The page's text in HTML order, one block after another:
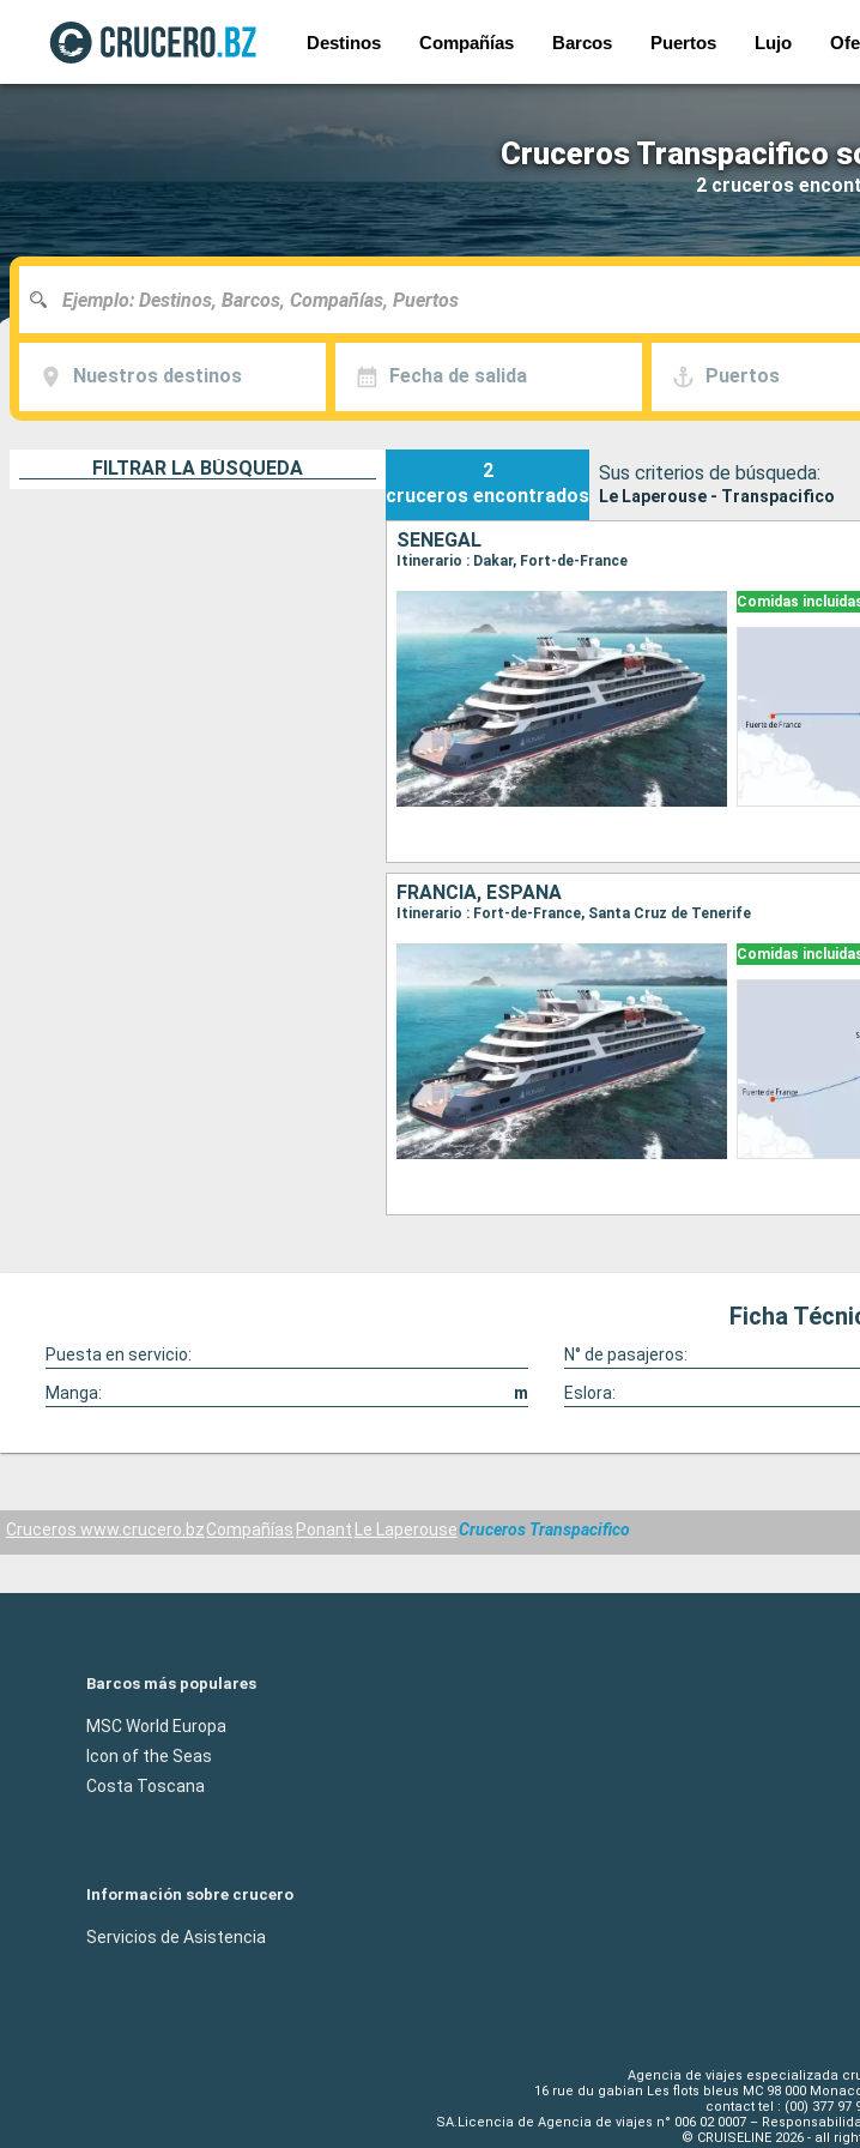
Destinos Compañías Barcos Puertos Lujo
Cruceros Transpacifico
2 cruceros
Nuestros destinos Fecha de salida Puertos
FILTRAR LA BÚSQUEDA
2
cruceros encontrados
Sus criterios de búsqueda:
Le Laperouse - Transpacifico
SENEGAL
Itinerario : Dakar, Fort-de-France
Comidas
FRANCIA, ESPAÑA
Itinerario : Fort-de-France, Santa Cruz de Tenerife
Comidas
Ficha
Puesta en servicio: N° de pasajeros:
Manga:
m Eslora:
Cruceros www.crucero.bzCompañías Ponant Le LaperouseCruceros Transpacifico
Barcos más populares
MSC World Europa
Icon of the Seas
Costa Toscana
Información sobre crucero
Servicios de Asistencia
Agencia de viajes especializada
16 rue du gabian Les flots bleus MC 98 000
contact tel : (00) 377 97
SA.Licencia de Agencia de viajes n° 006 02 0007 –
© CRUISELINE 2026 - all